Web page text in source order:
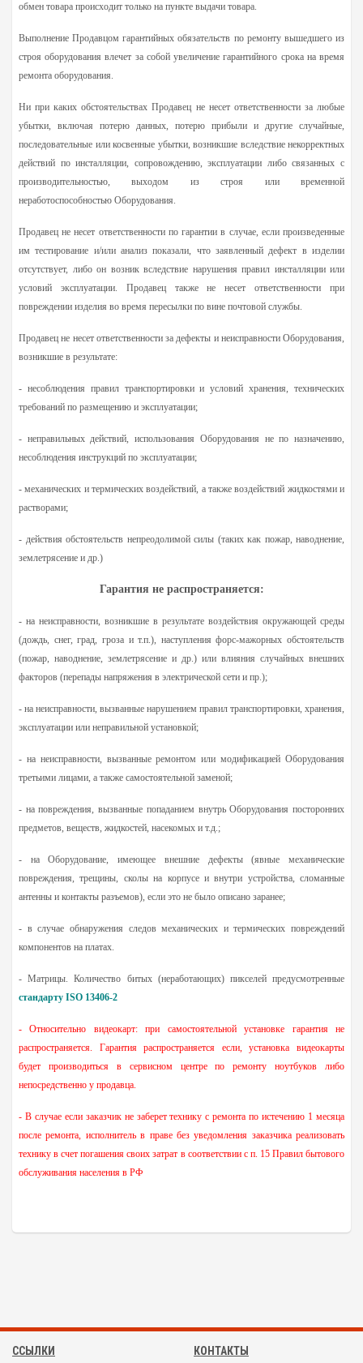
обмен товара происходит только на пункте выдачи товара.
Выполнение Продавцом гарантийных обязательств по ремонту вышедшего из
строя оборудования влечет за собой увеличение гарантийного срока на время
ремонта оборудования.
Ни при каких обстоятельствах Продавец не несет ответственности за любые
убытки, включая потерю данных, потерю прибыли и другие случайные,
последовательные или косвенные убытки, возникшие вследствие некорректных
действий по инсталляции, сопровождению, эксплуатации либо связанных с
производительностью, выходом из строя или временной
неработоспособностью Оборудования.
Продавец не несет ответственности по гарантии в случае, если произведенные
им тестирование и/или анализ показали, что заявленный дефект в изделии
отсутствует, либо он возник вследствие нарушения правил инсталляции или
условий эксплуатации. Продавец также не несет ответственности при
повреждении изделия во время пересылки по вине почтовой службы.
Продавец не несет ответственности за дефекты и неисправности Оборудования,
возникшие в результате:
- несоблюдения правил транспортировки и условий хранения, технических
требований по размещению и эксплуатации;
- неправильных действий, использования Оборудования не по назначению,
несоблюдения инструкций по эксплуатации;
- механических и термических воздействий, а также воздействий жидкостями и
растворами;
- действия обстоятельств непреодолимой силы (таких как пожар, наводнение,
землетрясение и др.)
Гарантия не распространяется:
- на неисправности, возникшие в результате воздействия окружающей среды
(дождь, снег, град, гроза и т.п.), наступления форс-мажорных обстоятельств
(пожар, наводнение, землетрясение и др.) или влияния случайных внешних
факторов (перепады напряжения в электрической сети и пр.);
- на неисправности, вызванные нарушением правил транспортировки, хранения,
эксплуатации или неправильной установкой;
- на неисправности, вызванные ремонтом или модификацией Оборудования
третьими лицами, а также самостоятельной заменой;
- на повреждения, вызванные попаданием внутрь Оборудования посторонних
предметов, веществ, жидкостей, насекомых и т.д.;
- на Оборудование, имеющее внешние дефекты (явные механические
повреждения, трещины, сколы на корпусе и внутри устройства, сломанные
антенны и контакты разъемов), если это не было описано заранее;
- в случае обнаружения следов механических и термических повреждений
компонентов на платах.
- Матрицы. Количество битых (неработающих) пикселей предусмотренные
стандарту ISO 13406-2
- Относительно видеокарт: при самостоятельной установке гарантия не
распространяется. Гарантия распространяется если, установка видеокарты
будет производиться в сервисном центре по ремонту ноутбуков либо
непосредственно у продавца.
- В случае если заказчик не заберет технику с ремонта по истечению 1 месяца
после ремонта, исполнитель в праве без уведомления заказчика реализовать
технику в счет погашения своих затрат в соответствии с п. 15 Правил бытового
обслуживания населения в РФ
ССЫЛКИ КОНТАКТЫ